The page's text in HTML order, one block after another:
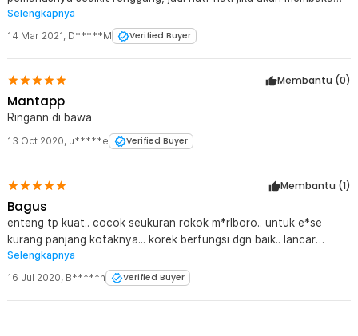
tutup wadahnya.
Selengkapnya
14 Mar 2021, D*****M Verified Buyer
Membantu (0)
Mantapp
Ringann di bawa
13 Oct 2020, u*****e Verified Buyer
Membantu (1)
Bagus
enteng tp kuat.. cocok seukuran rokok m*rlboro.. untuk e*se
kurang panjang kotaknya... korek berfungsi dgn baik.. lancar
semua.. semoga awet
Selengkapnya
16 Jul 2020, B*****h Verified Buyer